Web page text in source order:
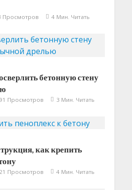
Просмотров 4 Мин. Читать
бетонную стену
Просмотров 3 Мин. Читать
как крепить
Просмотров 4 Мин. Читать